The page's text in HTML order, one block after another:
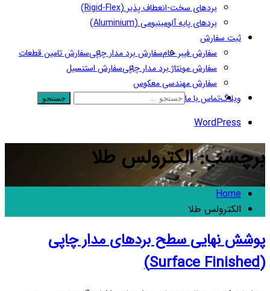
بردهای سخت-انعطاف پذیر (Rigid-Flex)
بردهای پایه آلومینیومی (Aluminium)
ثبت سفارش
سفارش فیبر خامسفارش برد مدار چاپیسفارش تامین قطعات
سفارش مونتاژ برد مدار چاپیسفارش استنسیل
سفارش مهندسی معکوس
وبلاگتماس با ما
WordPress
برچسب: الکترولس طلا
Home
الکترولس طلا
پوشش نهایی سطح بردهای مدار چاپی
(Surface Finished)